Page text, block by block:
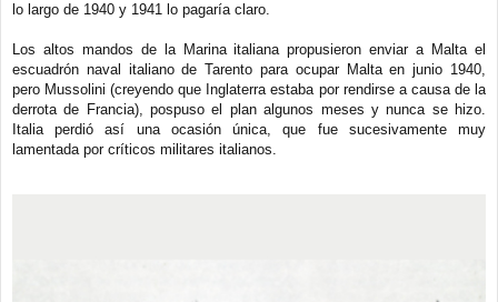
lo largo de 1940 y 1941 lo pagaría claro.
Los altos mandos de la Marina italiana propusieron enviar a Malta el
escuadrón naval italiano de Tarento para ocupar Malta en junio 1940,
pero Mussolini (creyendo que Inglaterra estaba por rendirse a causa de la
derrota de Francia), pospuso el plan algunos meses y nunca se hizo.
Italia perdió así una ocasión única, que fue sucesivamente muy
lamentada por críticos militares italianos.